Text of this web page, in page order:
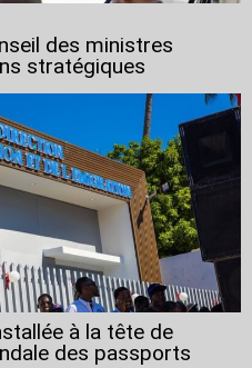
des ministres
stratégiques
à la tête de
des passports